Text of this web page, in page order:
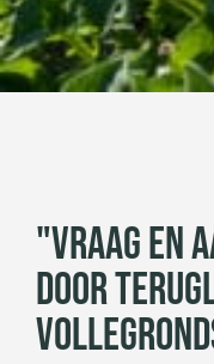
"VRAAG EN
DOOR